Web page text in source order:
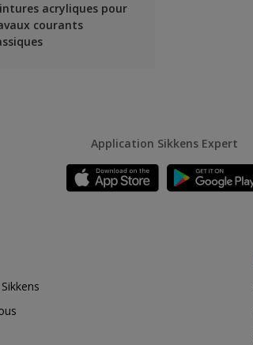
acryliques pour
courants
Application Sikkens Expert